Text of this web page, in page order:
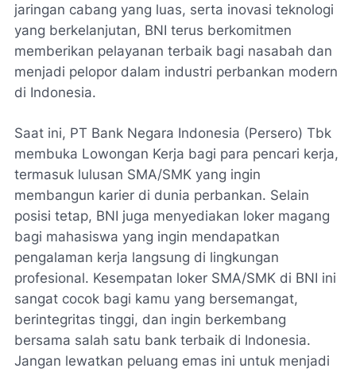
jaringan cabang yang luas, serta inovasi teknologi
yang berkelanjutan, BNI terus berkomitmen
memberikan pelayanan terbaik bagi nasabah dan
menjadi pelopor dalam industri perbankan modern
di Indonesia.
Saat ini, PT Bank Negara Indonesia (Persero) Tbk
membuka Lowongan Kerja bagi para pencari kerja,
termasuk lulusan SMA/SMK yang ingin
membangun karier di dunia perbankan. Selain
posisi tetap, BNI juga menyediakan loker magang
bagi mahasiswa yang ingin mendapatkan
pengalaman kerja langsung di lingkungan
profesional. Kesempatan loker SMA/SMK di BNI ini
sangat cocok bagi kamu yang bersemangat,
berintegritas tinggi, dan ingin berkembang
bersama salah satu bank terbaik di Indonesia.
Jangan lewatkan peluang emas ini untuk menjadi